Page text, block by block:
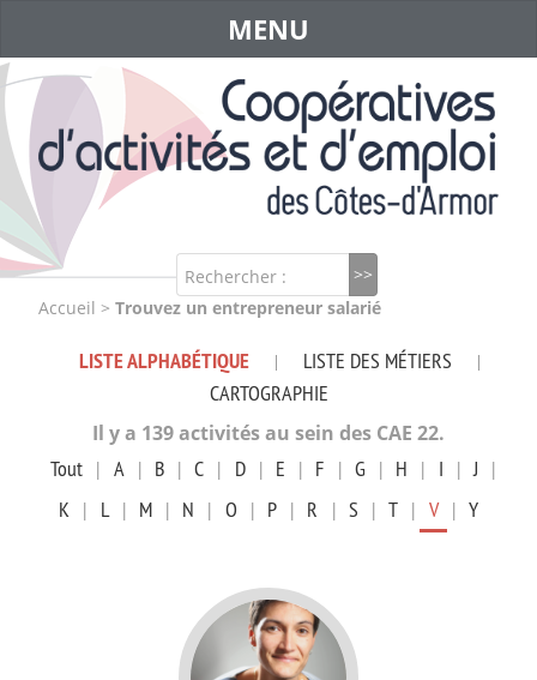
Rechercher :
MENU
Accueil > Trouvez un entrepreneur salarié
LISTE ALPHABÉTIQUE | LISTE DES MÉTIERS |
CARTOGRAPHIE
Il y a 139 activités au sein des CAE 22.
Tout | A | B | C | D | E | F | G | H | I | J |
K | L | M | N | O | P | R | S | T | V | Y